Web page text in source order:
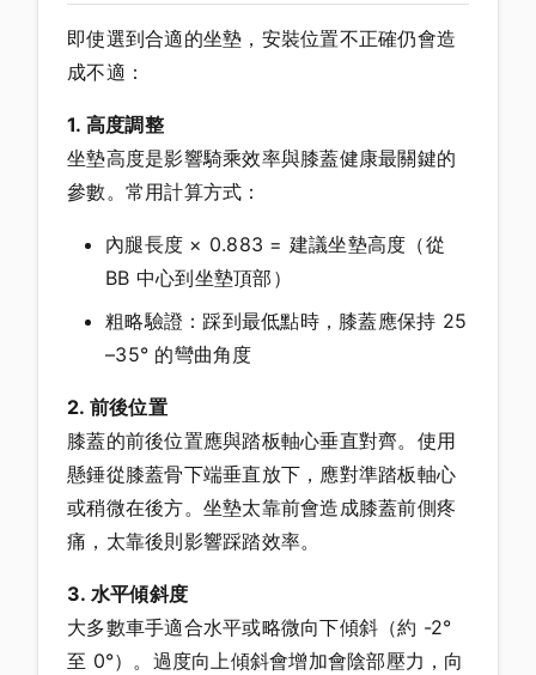
即使選到合適的坐墊，安裝位置不正確仍會造
成不適：
1. 高度調整
坐墊高度是影響騎乘效率與膝蓋健康最關鍵的
參數。常用計算方式：
內腿長度 × 0.883 = 建議坐墊高度（從
BB 中心到坐墊頂部）
粗略驗證：踩到最低點時，膝蓋應保持 25
–35° 的彎曲角度
2. 前後位置
膝蓋的前後位置應與踏板軸心垂直對齊。使用
懸錘從膝蓋骨下端垂直放下，應對準踏板軸心
或稍微在後方。坐墊太靠前會造成膝蓋前側疼
痛，太靠後則影響踩踏效率。
3. 水平傾斜度
大多數車手適合水平或略微向下傾斜（約 -2°
至 0°）。過度向上傾斜會增加會陰部壓力，向